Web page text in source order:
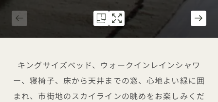
キングサイズベッド、ウォークインレインシャワ
ー、寝椅子、床から天井までの窓、心地よい緑に囲
まれ、市街地のスカイラインの眺めをお楽しみくだ